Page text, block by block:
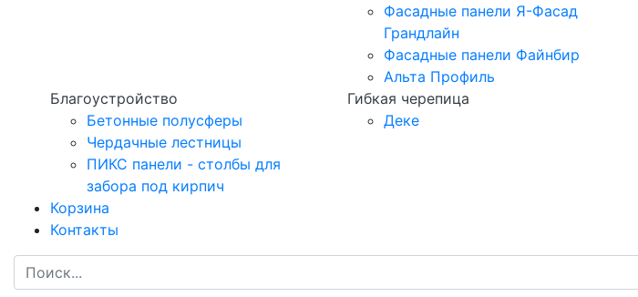
Фасадные панели Я-Фасад
Грандлайн
Фасадные панели Файнбир
Альта Профиль
Благоустройство
Бетонные полусферы
Чердачные лестницы
ПИКС панели - столбы для
забора под кирпич
Гибкая черепица
Деке
Корзина
Контакты